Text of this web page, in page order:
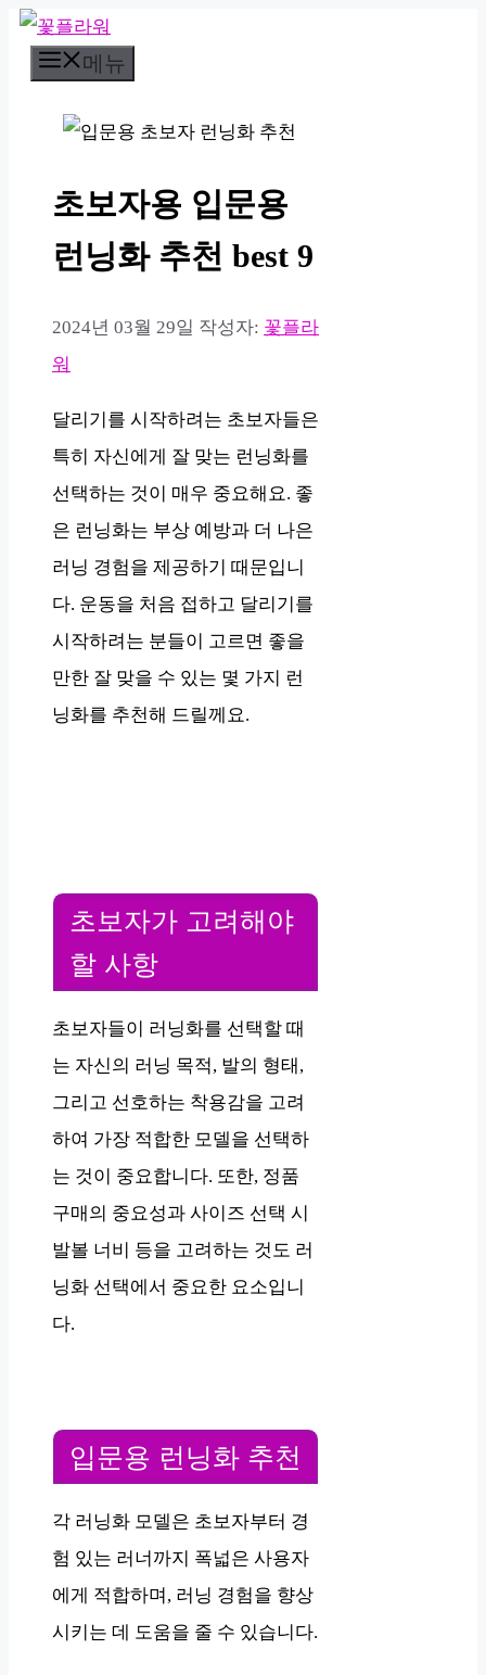
컨
메뉴
초보자용 입문용
런닝화 추천 best 9
2024년 03월 29일 작성자: 꽃플라
워
달리기를 시작하려는 초보자들은
특히 자신에게 잘 맞는 런닝화를
선택하는 것이 매우 중요해요. 좋
은 런닝화는 부상 예방과 더 나은
러닝 경험을 제공하기 때문입니
다. 운동을 처음 접하고 달리기를
시작하려는 분들이 고르면 좋을
만한 잘 맞을 수 있는 몇 가지 런
닝화를 추천해 드릴께요.
초보자가 고려해야
할 사항
초보자들이 러닝화를 선택할 때
는 자신의 러닝 목적, 발의 형태,
그리고 선호하는 착용감을 고려
하여 가장 적합한 모델을 선택하
는 것이 중요합니다. 또한, 정품
구매의 중요성과 사이즈 선택 시
발볼 너비 등을 고려하는 것도 러
닝화 선택에서 중요한 요소입니
다.
입문용 런닝화 추천
각 러닝화 모델은 초보자부터 경
험 있는 러너까지 폭넓은 사용자
에게 적합하며, 러닝 경험을 향상
시키는 데 도움을 줄 수 있습니다.